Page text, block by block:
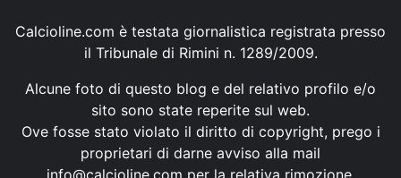
Calcioline.com è testata giornalistica registrata presso
il Tribunale di Rimini n. 1289/2009.
Alcune foto di questo blog e del relativo profilo e/o
sito sono state reperite sul web.
Ove fosse stato violato il diritto di copyright, prego i
proprietari di darne avviso alla mail